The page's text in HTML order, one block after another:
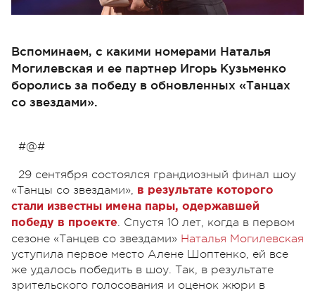
Вспоминаем, с какими номерами Наталья
Могилевская и ее партнер Игорь Кузьменко
боролись за победу в обновленных «Танцах
со звездами».
#@#
29 сентября состоялся грандиозный финал шоу
«Танцы со звездами», в результате которого
стали известны имена пары, одержавшей
победу в проекте. Спустя 10 лет, когда в первом
сезоне «Танцев со звездами» Наталья Могилевская
уступила первое место Алене Шоптенко, ей все
же удалось победить в шоу. Так, в результате
зрительского голосования и оценок жюри в